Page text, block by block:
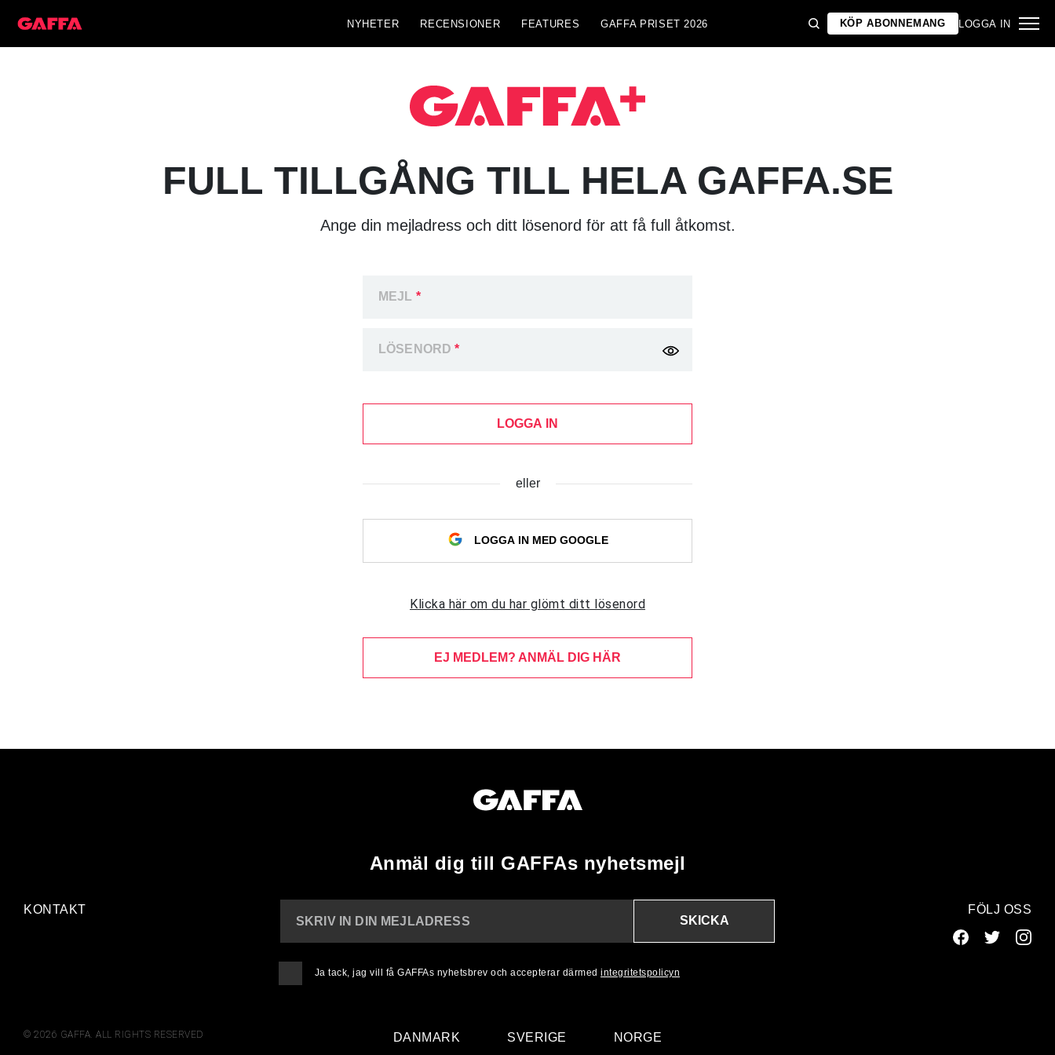
NYHETER RECENSIONER FEATURES GAFFA PRISET 2026 KÖP ABONNEMANG LOGGA IN
FULL TILLGÅNG TILL HELA GAFFA.SE
Ange din mejladress och ditt lösenord för att få full åtkomst.
MEJL *
LÖSENORD*
LOGGA IN
eller
LOGGA IN MED GOOGLE
Klicka här om du har glömt ditt lösenord
EJ MEDLEM? ANMÄL DIG HÄR
Anmäl dig till GAFFAs nyhetsmejl
KONTAKT
SKRIV IN DIN MEJLADRESS
SKICKA
Ja tack, jag vill få GAFFAs nyhetsbrev och accepterar därmed integritetspolicyn
FÖLJ OSS
© 2026 GAFFA. ALL RIGHTS RESERVED DANMARK SVERIGE NORGE